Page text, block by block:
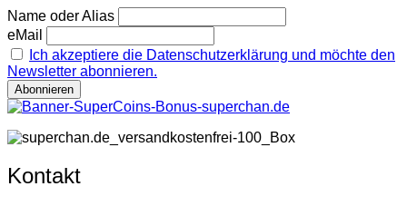
Name oder Alias
eMail
Ich akzeptiere die Datenschutzerklärung und möchte den
Newsletter abonnieren.
Kontakt